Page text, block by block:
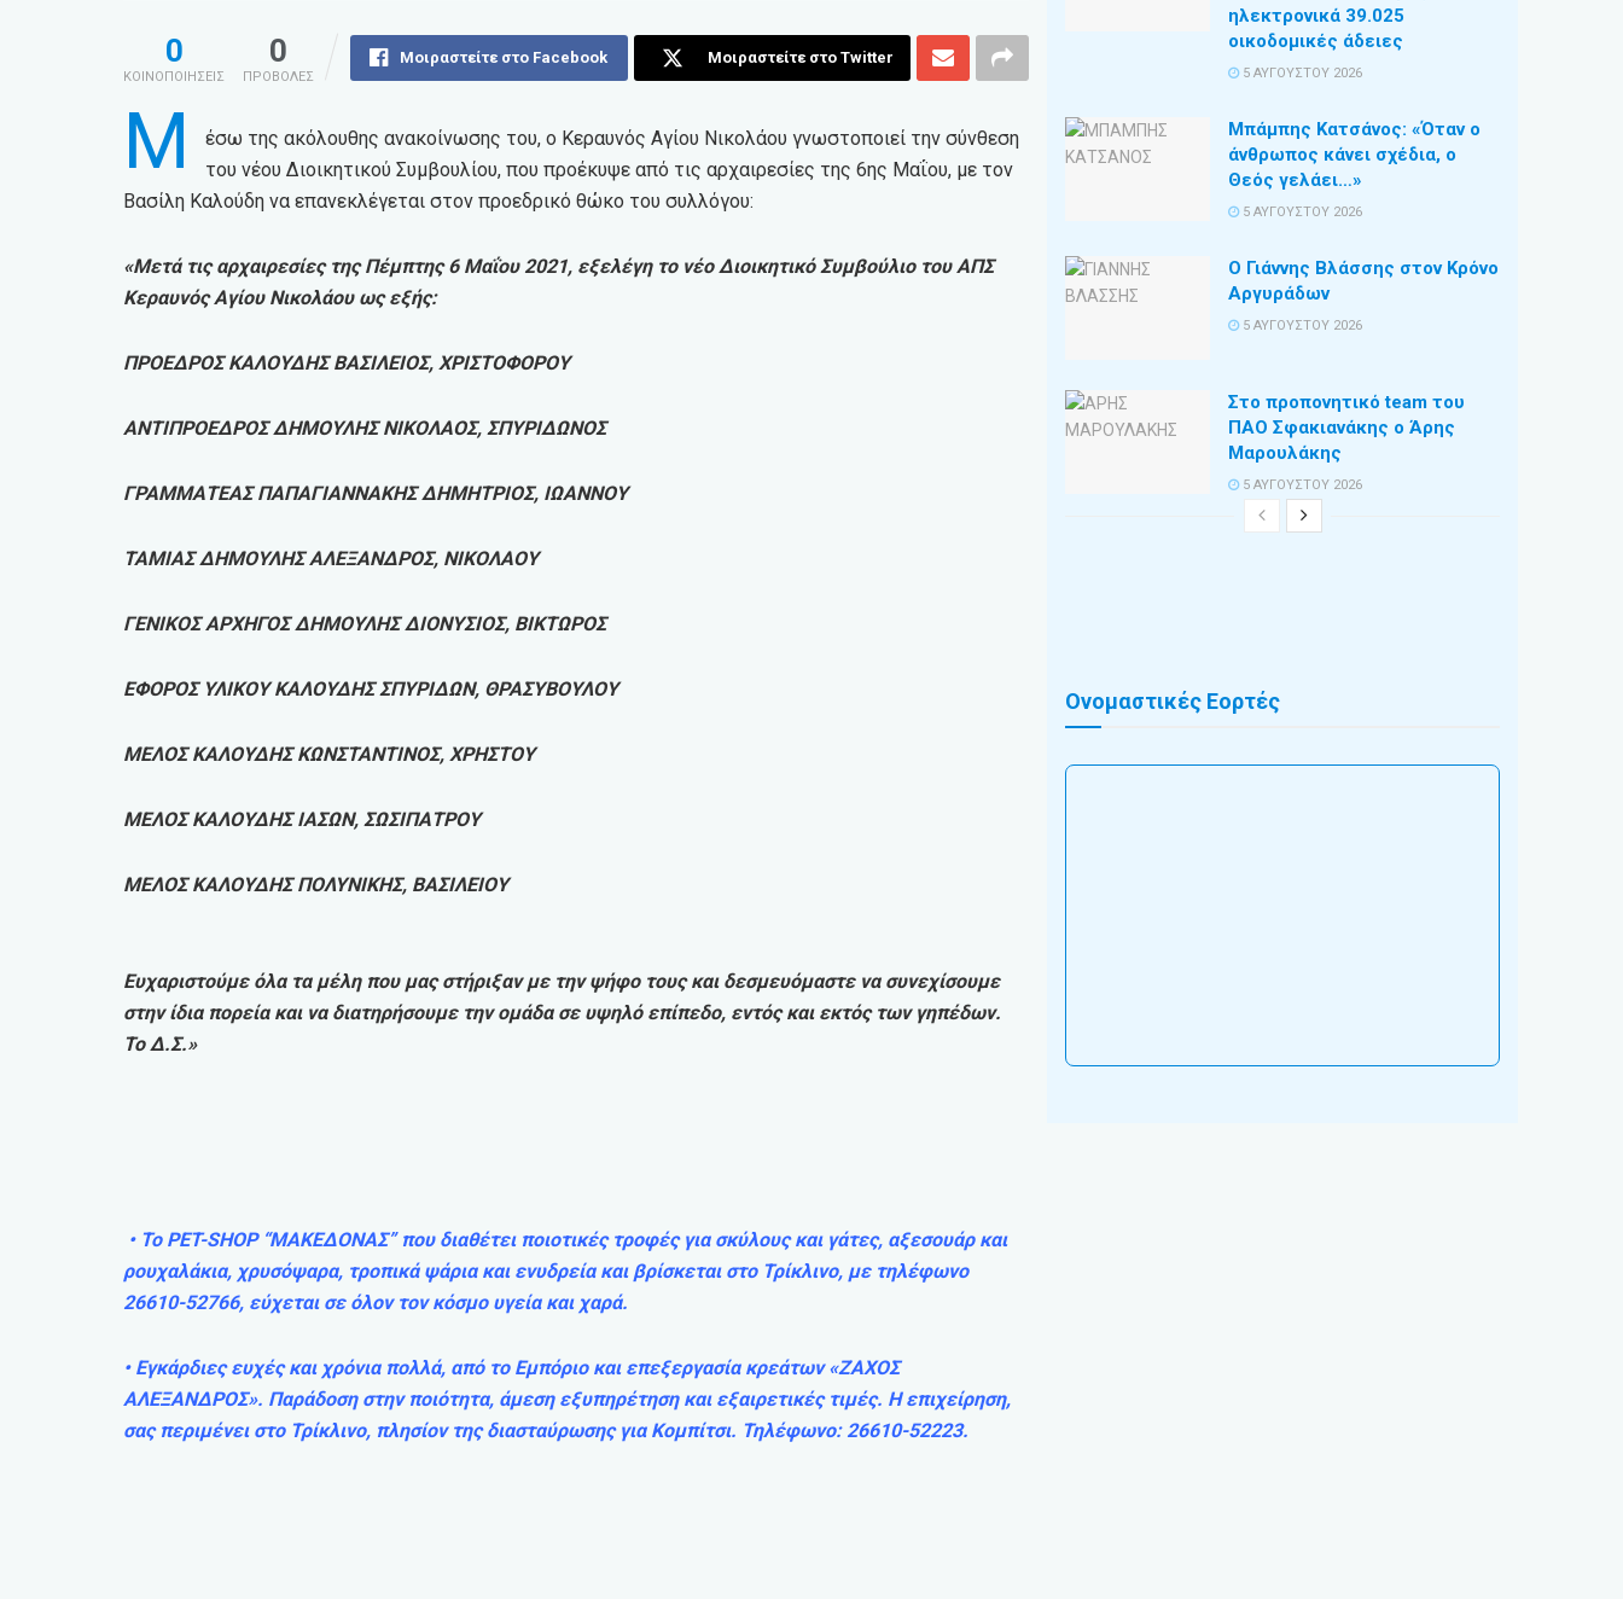
0
ΚΟΙΝΟΠΟΙΗΣΕΙΣ
0
ΠΡΟΒΟΛΕΣ
Μοιραστείτε στο Facebook Μοιραστείτε στο Twitter
Μ
έσω της ακόλουθης ανακοίνωσης του, ο Κεραυνός Αγίου Νικολάου γνωστοποιεί την σύνθεση
του νέου Διοικητικού Συμβουλίου, που προέκυψε από τις αρχαιρεσίες της 6ης Μαΐου, με τον
Βασίλη Καλούδη να επανεκλέγεται στον προεδρικό θώκο του συλλόγου:
«Μετά τις αρχαιρεσίες της Πέμπτης 6 Μαΐου 2021, εξελέγη το νέο Διοικητικό Συμβούλιο του ΑΠΣ
Κεραυνός Αγίου Νικολάου ως εξής:
ΠΡΟΕΔΡΟΣ ΚΑΛΟΥΔΗΣ ΒΑΣΙΛΕΙΟΣ, ΧΡΙΣΤΟΦΟΡΟΥ
ΑΝΤΙΠΡΟΕΔΡΟΣ ΔΗΜΟΥΛΗΣ ΝΙΚΟΛΑΟΣ, ΣΠΥΡΙΔΩΝΟΣ
ΓΡΑΜΜΑΤΕΑΣ ΠΑΠΑΓΙΑΝΝΑΚΗΣ ΔΗΜΗΤΡΙΟΣ, ΙΩΑΝΝΟΥ
ΤΑΜΙΑΣ ΔΗΜΟΥΛΗΣ ΑΛΕΞΑΝΔΡΟΣ, ΝΙΚΟΛΑΟΥ
ΓΕΝΙΚΟΣ ΑΡΧΗΓΟΣ ΔΗΜΟΥΛΗΣ ΔΙΟΝΥΣΙΟΣ, ΒΙΚΤΩΡΟΣ
ΕΦΟΡΟΣ ΥΛΙΚΟΥ ΚΑΛΟΥΔΗΣ ΣΠΥΡΙΔΩΝ, ΘΡΑΣΥΒΟΥΛΟΥ
ΜΕΛΟΣ ΚΑΛΟΥΔΗΣ ΚΩΝΣΤΑΝΤΙΝΟΣ, ΧΡΗΣΤΟΥ
ΜΕΛΟΣ ΚΑΛΟΥΔΗΣ ΙΑΣΩΝ, ΣΩΣΙΠΑΤΡΟΥ
ΜΕΛΟΣ ΚΑΛΟΥΔΗΣ ΠΟΛΥΝΙΚΗΣ, ΒΑΣΙΛΕΙΟΥ
Ευχαριστούμε όλα τα μέλη που μας στήριξαν με την ψήφο τους και δεσμευόμαστε να συνεχίσουμε
στην ίδια πορεία και να διατηρήσουμε την ομάδα σε υψηλό επίπεδο, εντός και εκτός των γηπέδων.
Το Δ.Σ.»
• Το PET-SHOP “ΜΑΚΕΔΟΝΑΣ” που διαθέτει ποιοτικές τροφές για σκύλους και γάτες, αξεσουάρ και
ρουχαλάκια, χρυσόψαρα, τροπικά ψάρια και ενυδρεία και βρίσκεται στο Τρίκλινο, με τηλέφωνο
26610-52766, εύχεται σε όλον τον κόσμο υγεία και χαρά.
• Εγκάρδιες ευχές και χρόνια πολλά, από το Εμπόριο και επεξεργασία κρεάτων «ΖΑΧΟΣ
ΑΛΕΞΑΝΔΡΟΣ». Παράδοση στην ποιότητα, άμεση εξυπηρέτηση και εξαιρετικές τιμές. Η επιχείρηση,
σας περιμένει στο Τρίκλινο, πλησίον της διασταύρωσης για Κομπίτσι. Τηλέφωνο: 26610-52223.
ηλεκτρονικά 39.025
οικοδομικές άδειες
5 ΑΥΓΟΎΣΤΟΥ 2026
Μπάμπης Κατσάνος: «Όταν ο
άνθρωπος κάνει σχέδια, ο
Θεός γελάει…»
5 ΑΥΓΟΎΣΤΟΥ 2026
Ο Γιάννης Βλάσσης στον Κρόνο
Αργυράδων
5 ΑΥΓΟΎΣΤΟΥ 2026
Στο προπονητικό team του
ΠΑΟ Σφακιανάκης ο Άρης
Μαρουλάκης
5 ΑΥΓΟΎΣΤΟΥ 2026
Ονομαστικές Εορτές